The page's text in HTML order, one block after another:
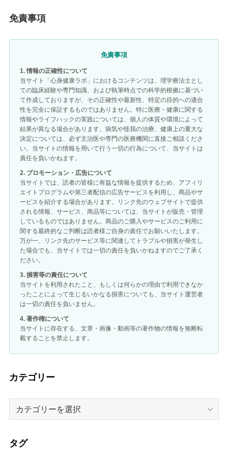
免責事項
免責事項
1. 情報の正確性について
当サイト「心身健康ラボ」におけるコンテンツは、理学療法士とし
ての臨床経験や専門知識、および執筆時点での科学的根拠に基づい
て作成しておりますが、その正確性や最新性、特定の目的への適合
性を完全に保証するものではありません。特に医療・健康に関する
情報やライフハックの実践については、個人の体質や環境によって
結果が異なる場合があります。病気や怪我の治療、健康上の重大な
決定については、必ず主治医や専門の医療機関に直接ご相談くださ
い。当サイトの情報を用いて行う一切の行為について、当サイトは
責任を負いかねます。
2. プロモーション・広告について
当サイトでは、読者の皆様に有益な情報を提供するため、アフィリ
エイトプログラムや第三者配信の広告サービスを利用し、商品やサ
ービスを紹介する場合があります。リンク先のウェブサイトで提供
される情報、サービス、商品等については、当サイトが販売・管理
しているものではありません。商品のご購入やサービスのご利用に
関する最終的なご判断は読者様ご自身の責任でお願いいたします。
万が一、リンク先のサービス等に関連してトラブルや損害が発生し
た場合でも、当サイトでは一切の責任を負いかねますのでご了承く
ださい。
3. 損害等の責任について
当サイトを利用されたこと、もしくは何らかの理由で利用できなか
ったことによって生じるいかなる損害についても、当サイト運営者
は一切の責任を負いません。
4. 著作権について
当サイトに存在する、文章・画像・動画等の著作物の情報を無断転
載することを禁止します。
カテゴリー
リ
タグ